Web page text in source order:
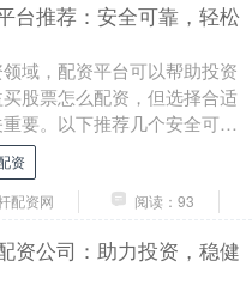
台推荐：安全可靠，轻松
域，配资平台可以帮助投资
股票怎么配资，但选择合适
要。以下推荐几个安全可靠
台，助您轻松获利： **1. 某
资
配资网
阅读：93
资公司：助力投资，稳健